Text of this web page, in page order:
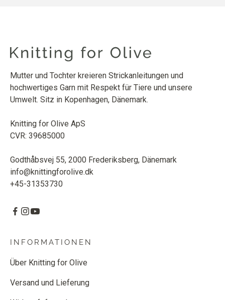
Mutter und Tochter kreieren Strickanleitungen und
hochwertiges Garn mit Respekt für Tiere und unsere
Umwelt. Sitz in Kopenhagen, Dänemark.
Knitting for Olive ApS
CVR: 39685000
Godthåbsvej 55, 2000 Frederiksberg, Dänemark
info@knittingforolive.dk
+45-31353730
INFORMATIONEN
Über Knitting for Olive
Versand und Lieferung